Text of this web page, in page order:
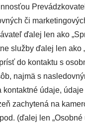
či
ďalej len ako
služby ďalej len ako
do kontaktu s
najmä s
kontaktné údaje,
zachytená na
(ďalej len „Osobné